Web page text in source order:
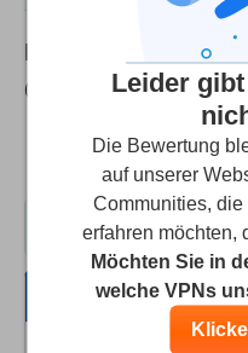
Doublehop.me
(Benutzerbewertungen
2.0
0
Leider
Die Bewertung
auf unserer
Communities,
erfahren möchten,
Möchten Sie in
welche VPNs